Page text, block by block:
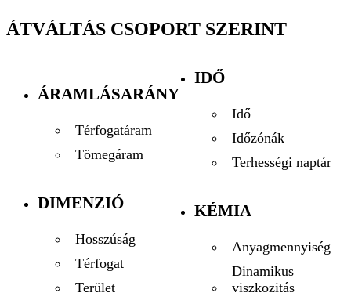
ÁTVÁLTÁS CSOPORT SZERINT
ÁRAMLÁSARÁNY
Térfogatáram
Tömegáram
DIMENZIÓ
Hosszúság
Térfogat
Terület
IDŐ
Idő
Időzónák
Terhességi naptár
KÉMIA
Anyagmennyiség
Dinamikus
viszkozitás